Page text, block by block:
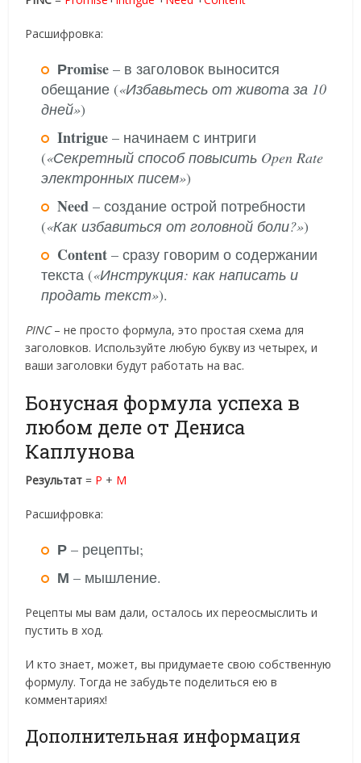
Расшифровка:
Рromise – в заголовок выносится
обещание («Избавьтесь от живота за 10
дней»)
Intrigue – начинаем с интриги
(«Секретный способ повысить Open Rate
электронных писем»)
Need – создание острой потребности
(«Как избавиться от головной боли?»)
Content – сразу говорим о содержании
текста («Инструкция: как написать и
продать текст»).
PINC– не просто формула, это простая схема для
заголовков. Используйте любую букву из четырех, и
ваши заголовки будут работать на вас.
Бонусная формула успеха в
любом деле от Дениса
Каплунова
Результат = Р + М
Расшифровка:
Р – рецепты;
М – мышление.
Рецепты мы вам дали, осталось их переосмыслить и
пустить в ход.
И кто знает, может, вы придумаете свою собственную
формулу. Тогда не забудьте поделиться ею в
комментариях!
Дополнительная информация